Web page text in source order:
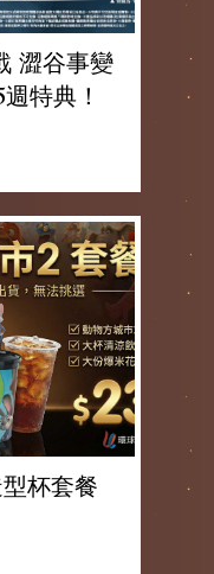
澀谷事變
特典！
杯套餐